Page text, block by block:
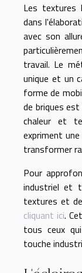
Les textures
dans
avec son
travail. Le
unique et un
forme de
de briques
chaleur et
expriment
transformer
Pour
industriel et
textures et
cliquant ici.
tous ceux
touche